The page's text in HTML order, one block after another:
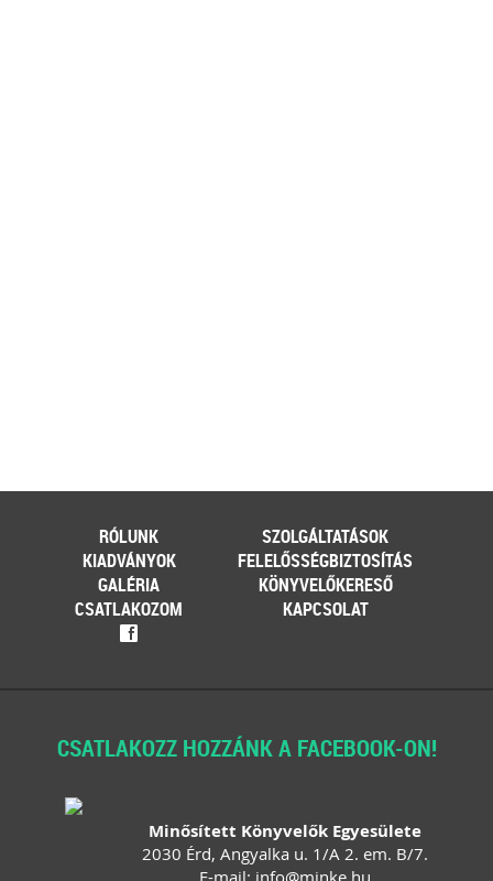
RÓLUNK
SZOLGÁLTATÁSOK
KIADVÁNYOK
FELELŐSSÉGBIZTOSÍTÁS
GALÉRIA
KÖNYVELŐKERESŐ
CSATLAKOZOM
KAPCSOLAT
f
CSATLAKOZZ HOZZÁNK A FACEBOOK-ON!
Minősített Könyvelők Egyesülete
2030 Érd, Angyalka u. 1/A 2. em. B/7.
E-mail: info@minke hu